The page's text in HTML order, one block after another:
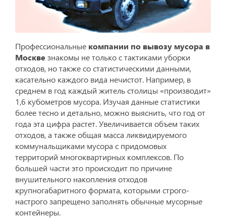
Профессиональные компании по вывозу мусора в
Москвезнакомы не только с тактиками уборки
отходов, но также со статистическими данными,
касательно каждого вида нечистот. Например, в
среднем в год каждый житель столицы «производит»
1,6 кубометров мусора. Изучая данные статистики
более тесно и детально, можно выяснить, что год от
года эта цифра растет. Увеличивается объем таких
отходов, а также общая масса ликвидируемого
коммунальщиками мусора с придомовых
территорий многоквартирных комплексов. По
большей части это происходит по причине
внушительного накопления отходов
крупногабаритного формата, которыми строго-
настрого запрещено заполнять обычные мусорные
контейнеры.